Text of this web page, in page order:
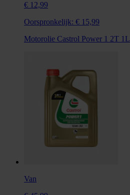
€ 12,99
Oorspronkelijk: € 15,99
Motorolie Castrol Power 1 2T 1L
Van